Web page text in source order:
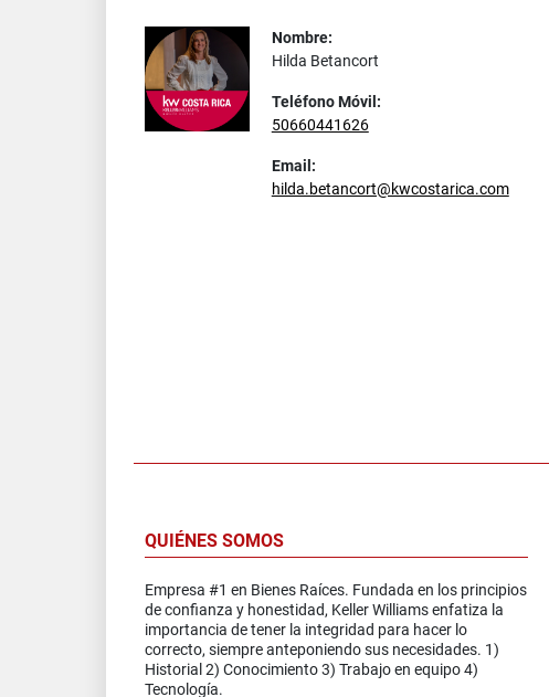
Nombre:
Hilda Betancort
Teléfono Móvil:
50660441626
Email:
hilda.betancort@kwcostarica.com
QUIÉNES SOMOS
Empresa #1 en Bienes Raíces. Fundada en los principios
de confianza y honestidad, Keller Williams enfatiza la
importancia de tener la integridad para hacer lo
correcto, siempre anteponiendo sus necesidades. 1)
Historial 2) Conocimiento 3) Trabajo en equipo 4)
Tecnología.